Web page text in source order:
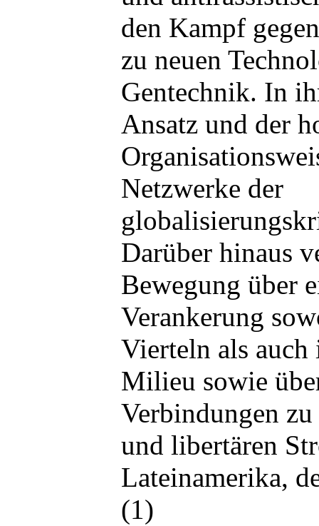
den Kampf
zu neuen
Gentechnik. In
Ansatz und der
Netzwerke der
Darüber hinaus
Bewegung über
Verankerung
Vierteln als
Milieu sowie
Verbindungen
und libertären
Lateinamerika,
(1)